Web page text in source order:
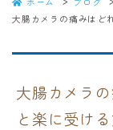
大腸カメラの痛みはど
大腸カメラ
と楽に受け